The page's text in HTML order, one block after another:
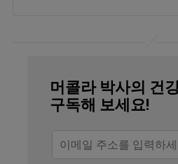
Benefits of Pushups
Men’s Health, April 13,
머콜라 박사의 건
구독해 보세요!